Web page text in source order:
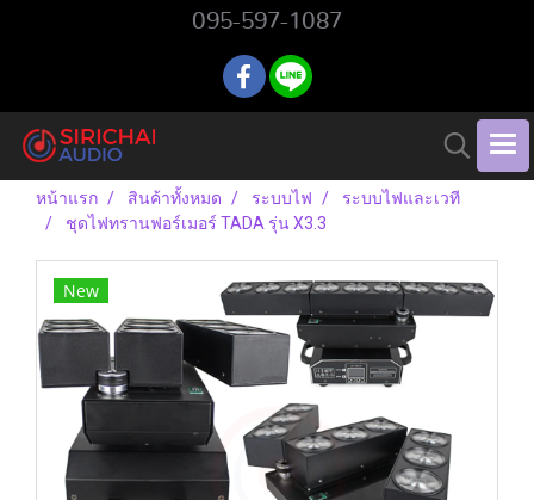
095-597-1087
หน้าแรก สินค้าทั้งหมด ระบบไฟ
ระบบไฟและเวที
ชุดไฟทรานฟอร์เมอร์ TADA รุ่น X3.3
New